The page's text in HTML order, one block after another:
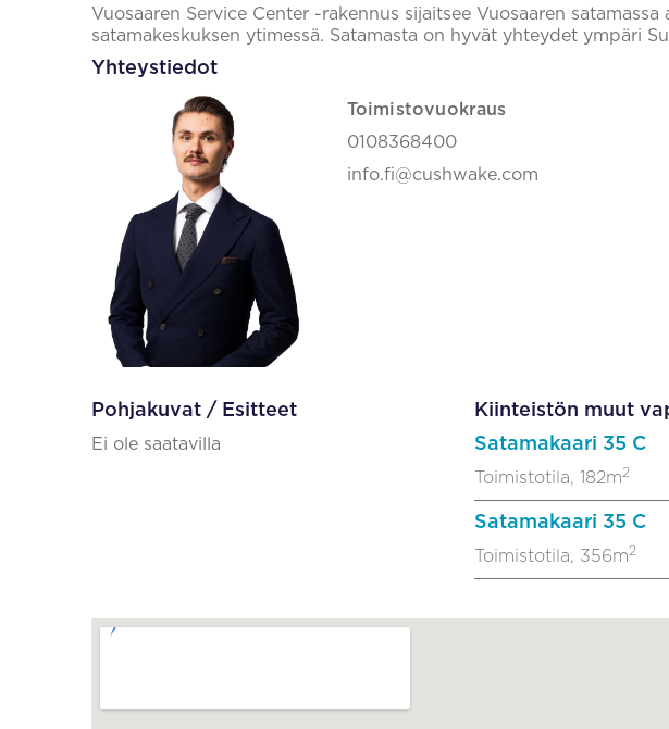
Vuosaaren Service Center -rakennus sijaitsee Vuosaaren satamassa
satamakeskuksen ytimessä. Satamasta on hyvät yhteydet ympäri
Yhteystiedot
Toimistovuokraus
0108368400
info.fi@cushwake.com
Pohjakuvat / Esitteet
Ei ole saatavilla
Kiinteistön muut
Satamakaari 35 C
Toimistotila, 182m2
Satamakaari 35 C
Toimistotila, 356m2